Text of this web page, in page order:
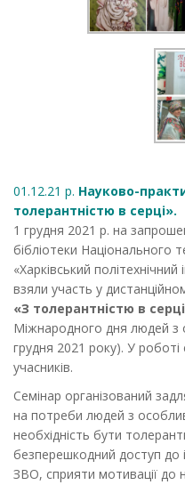
01.12.21 р. Науково-
толерантністю в серці».
1 грудня 2021 р. на
бібліотеки Національного
«Харківський політехнічний
взяли участь у
«З толерантністю в
Міжнародного дня людей
грудня 2021 року). У
учасників.
Семінар організований
на потреби людей з
необхідність бути
безперешкодний доступ до
ЗВО, сприяти мотивації до